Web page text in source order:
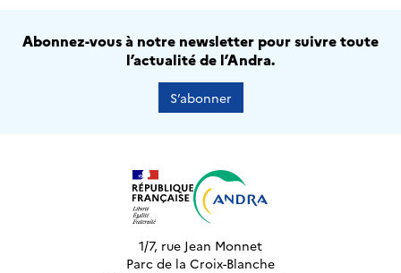
Abonnez-vous à notre newsletter pour suivre toute
l’actualité de l’Andra.
S’abonner
1/7, rue Jean Monnet
Parc de la Croix-Blanche